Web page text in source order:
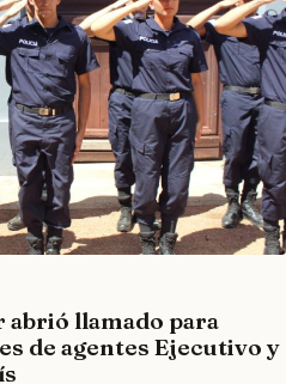
llamado para
de agentes Ejecutivo y